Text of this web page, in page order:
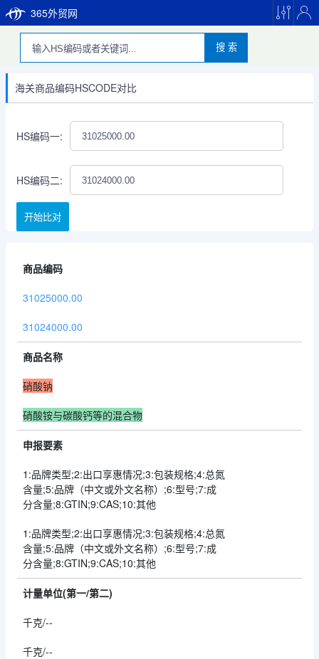
365外贸网
搜 索
海关商品编码HSCODE对比
HS编码一:
HS编码二:
开始比对
商品编码
31025000.00
31024000.00
商品名称
硝酸钠
硝酸铵与碳酸钙等的混合物
申报要素
1:品牌类型;2:出口享惠情况;3:包装规格;4:总氮
含量;5:品牌（中文或外文名称）;6:型号;7:成
分含量;8:GTIN;9:CAS;10:其他
1:品牌类型;2:出口享惠情况;3:包装规格;4:总氮
含量;5:品牌（中文或外文名称）;6:型号;7:成
分含量;8:GTIN;9:CAS;10:其他
计量单位(第一/第二)
千克/--
千克/--